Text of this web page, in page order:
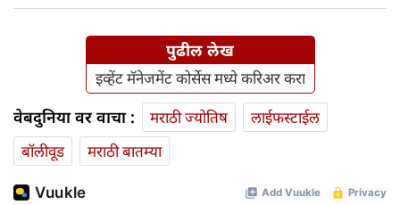
पुढील लेख
इव्हेंट मॅनेजमेंट कोर्सेस मध्ये करिअर करा
वेबदुनिया वर वाचा : मराठी ज्योतिष
लाईफस्टाईल
बॉलीवूड
मराठी बातम्या